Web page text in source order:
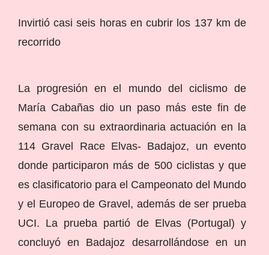
Invirtió casi seis horas en cubrir los 137 km de
recorrido
La progresión en el mundo del ciclismo de
María Cabañas dio un paso más este fin de
semana con su extraordinaria actuación en la
114 Gravel Race Elvas- Badajoz, un evento
donde participaron más de 500 ciclistas y que
es clasificatorio para el Campeonato del Mundo
y el Europeo de Gravel, además de ser prueba
UCI. La prueba partió de Elvas (Portugal) y
concluyó en Badajoz desarrollándose en un